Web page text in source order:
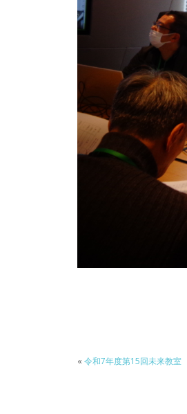
« 令和7年度第15回未来教室